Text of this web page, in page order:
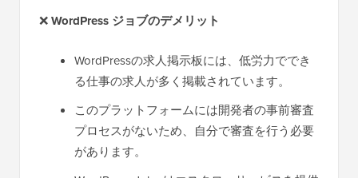
❌WordPress ジョブのデメリット
WordPressの求人掲示板には、低労力ででき
る仕事の求人が多く掲載されています。
このプラットフォームには開発者の事前審査
プロセスがないため、自分で審査を行う必要
があります。